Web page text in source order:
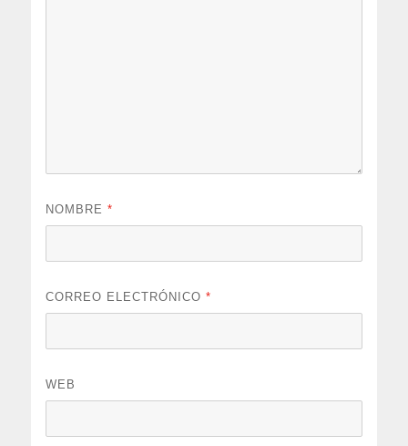
NOMBRE*
CORREO ELECTRÓNICO*
WEB